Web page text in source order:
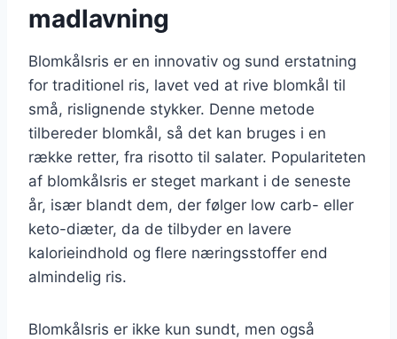
madlavning
Blomkålsris er en innovativ og sund erstatning
for traditionel ris, lavet ved at rive blomkål til
små, rislignende stykker. Denne metode
tilbereder blomkål, så det kan bruges i en
række retter, fra risotto til salater. Populariteten
af blomkålsris er steget markant i de seneste
år, især blandt dem, der følger low carb- eller
keto-diæter, da de tilbyder en lavere
kalorieindhold og flere næringsstoffer end
almindelig ris.
Blomkålsris er ikke kun sundt, men også